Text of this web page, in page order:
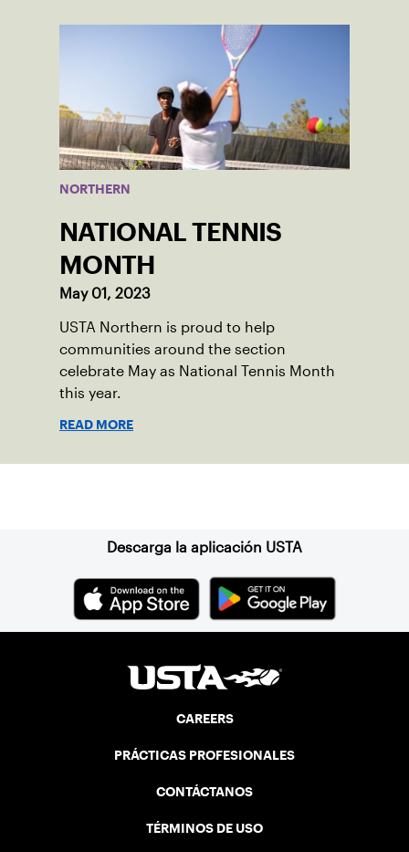
NORTHERN
NATIONAL TENNIS
MONTH
May 01, 2023
USTA Northern is proud to help
communities around the section
celebrate May as National Tennis Month
this year.
READ MORE
Descarga la aplicación USTA
CAREERS
PRÁCTICAS PROFESIONALES
CONTÁCTANOS
TÉRMINOS DE USO